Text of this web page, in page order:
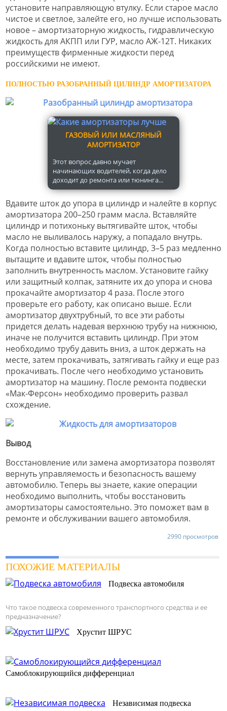
установите направляющую втулку. Если старое масло
чистое и светлое, залейте его, но лучше использовать
новое – амортизаторную жидкость, гидравлическую
жидкость для АКПП или ГУР, масло АЖ-12Т. Никаких
преимуществ фирменные жидкости перед
российскими не имеют.
ПОЛНОСТЬЮ РАЗОБРАННЫЙ ЦИЛИНДР АМОРТИЗАТОРА
ГАЗОВЫЙ ИЛИ МАСЛЯНЫЙ
АМОРТИЗАТОР
Этот вопрос давно мучает
начинающих водителей, когда дело
доходит до ремонта или тюнинга...
Вдавите шток до упора в цилиндр и налейте в корпус
амортизатора 200–250 грамм масла. Вставляйте
цилиндр и потихоньку вытягивайте шток, чтобы
масло не выливалось наружу, а попадало внутрь.
Когда полностью вставите цилиндр, 3–5 раз медленно
вытащите и вдавите шток, чтобы полностью
заполнить внутренность маслом. Установите гайку
или защитный колпак, затяните их до упора и снова
прокачайте амортизатор 4 раза. После этого
проверьте его работу, как описано выше. Если
амортизатор двухтрубный, то все эти работы
придется делать надевая верхнюю трубу на нижнюю,
иначе не получится вставить цилиндр. При этом
необходимо трубу давить вниз, а шток держать на
месте, затем прокачивать, затягивать гайку и еще раз
прокачивать. После чего необходимо установить
амортизатор на машину. После ремонта подвески
«Мак-Ферсон» необходимо проверить развал
схождение.
Вывод
Восстановление или замена амортизатора позволят
вернуть управляемость и безопасность вашему
автомобилю. Теперь вы знаете, какие операции
необходимо выполнить, чтобы восстановить
амортизаторы самостоятельно. Это поможет вам в
ремонте и обслуживании вашего автомобиля.
2990 просмотров
ПОХОЖИЕ МАТЕРИАЛЫ
Подвеска автомобиля
Что такое подвеска современного транспортного средства и ее
предназначение?
Хрустит ШРУС
Самоблокирующийся дифференциал
Независимая подвеска